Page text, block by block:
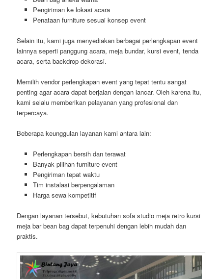
Pengiriman ke lokasi acara
Penataan furniture sesuai konsep event
Selain itu, kami juga menyediakan berbagai perlengkapan event
lainnya seperti panggung acara, meja bundar, kursi event, tenda
acara, serta backdrop dekorasi.
Memilih vendor perlengkapan event yang tepat tentu sangat
penting agar acara dapat berjalan dengan lancar. Oleh karena itu,
kami selalu memberikan pelayanan yang profesional dan
terpercaya.
Beberapa keunggulan layanan kami antara lain:
Perlengkapan bersih dan terawat
Banyak pilihan furniture event
Pengiriman tepat waktu
Tim instalasi berpengalaman
Harga sewa kompetitif
Dengan layanan tersebut, kebutuhan sofa studio meja retro kursi
meja bar bean bag dapat terpenuhi dengan lebih mudah dan
praktis.